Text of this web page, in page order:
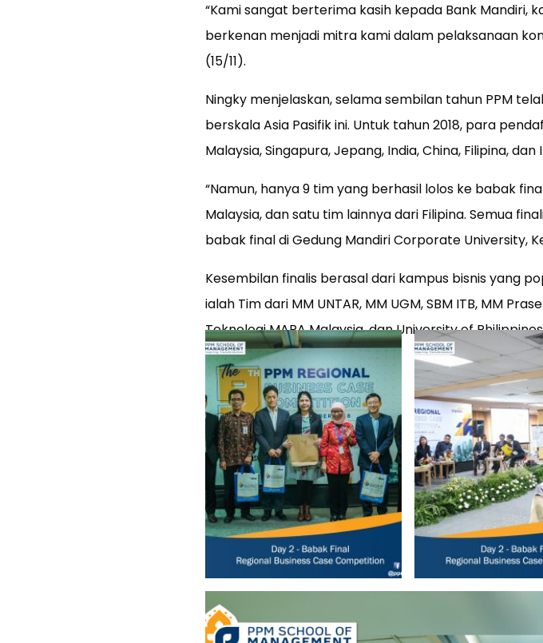
“Kami sangat berterima kasih kepada Bank
berkenan menjadi mitra kami dalam pelaksanaan
(15/11).
Ningky menjelaskan, selama sembilan tahun PPM
berskala Asia Pasifik ini. Untuk tahun 2018, para
Malaysia, Singapura, Jepang, India, China, Filipina, dan
“Namun, hanya 9 tim yang berhasil lolos ke babak
Malaysia, dan satu tim lainnya dari Filipina. Semua
babak final di Gedung Mandiri Corporate University,
Kesembilan finalis berasal dari kampus bisnis yang
ialah Tim dari MM UNTAR, MM UGM, SBM ITB, MM
Teknologi MARA Malaysia, dan University of